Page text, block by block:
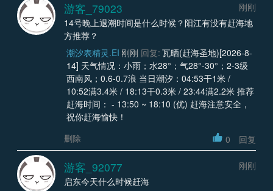
游客_79023
刚刚
14号晚上退潮时间是什么时候？阳江有没有赶海地
方推荐？
潮汐表精灵.EI 刚刚 回复: 瓦晒(赶海圣地)[2026-8-
14] 天气情况：小雨；水28°；气28°-30°；2-3级
西南风；0.6-0.7浪 当日潮汐：04:53干1米 /
10:52满3.4米 / 18:13干0.3米 / 23:44满2.2米 推荐
赶海时间： - 13:50 ~ 18:10 (优) 赶海注意安全，
祝你赶海愉快！
删除
0 回复
游客_92077
刚刚
启东今天什么时候赶海